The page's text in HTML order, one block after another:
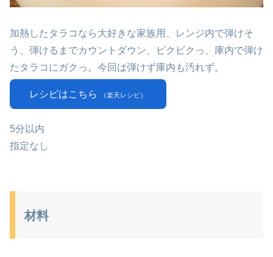
加熱したタラコなら大好きな家族用、レンジ内で弾けそ
う、弾けるまでカウントダウン、ビクビクっ、庫内で弾け
たタラコにガクっ。今回は弾けず庫内も汚れず。
レシピはこちら （楽天レシピ）
5分以内
指定なし
材料